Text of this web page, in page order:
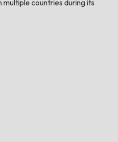
multiple countries during its